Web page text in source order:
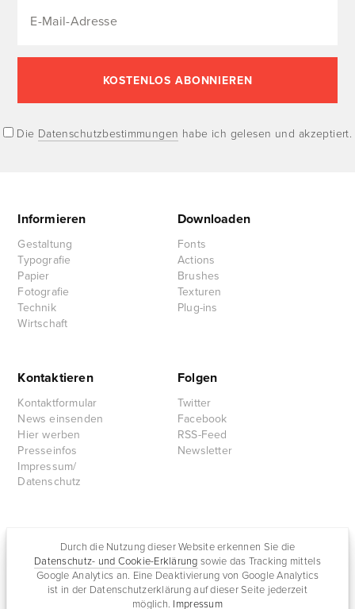
Durch die Nutzung dieser Website erkennen Sie die
Datenschutz- und Cookie-Erklärung sowie das Tracking mittels
Google Analytics an. Eine Deaktivierung von Google Analytics
ist in der Datenschutzerklärung auf dieser Seite jederzeit
möglich. Impressum
Die Datenschutzbestimmungen habe ich gelesen und akzeptiert.
Informieren
Gestaltung
Typografie
Papier
Fotografie
Technik
Wirtschaft
Downloaden
Fonts
Actions
Brushes
Texturen
Plug-ins
Kontaktieren
Kontaktformular
News einsenden
Hier werben
Presseinfos
Impressum/
Datenschutz
Folgen
Twitter
Facebook
RSS-Feed
Newsletter
Rullkötter AGD
Jazz for me